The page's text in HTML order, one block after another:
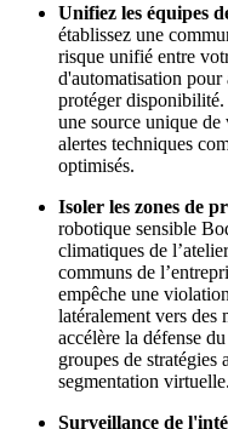
Unifiez les équipes
établissez une
risque unifié entre
d'automatisation pour
protéger
une source unique
alertes techniques
optimisés.
Isoler les zones de
robotique sensible
climatiques de
communs de
empêche une
latéralement vers des
accélère la défense
groupes de stratégies
segmentation virtuelle.
Surveillance de